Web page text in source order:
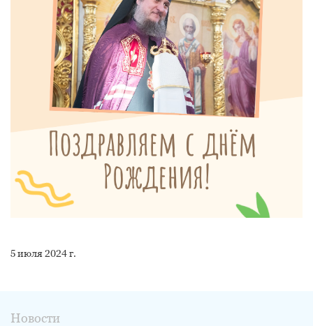
5 июля 2024 г.
Новости